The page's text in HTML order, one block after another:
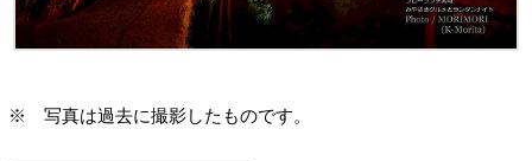
※ 写真は過去に撮影したものです。